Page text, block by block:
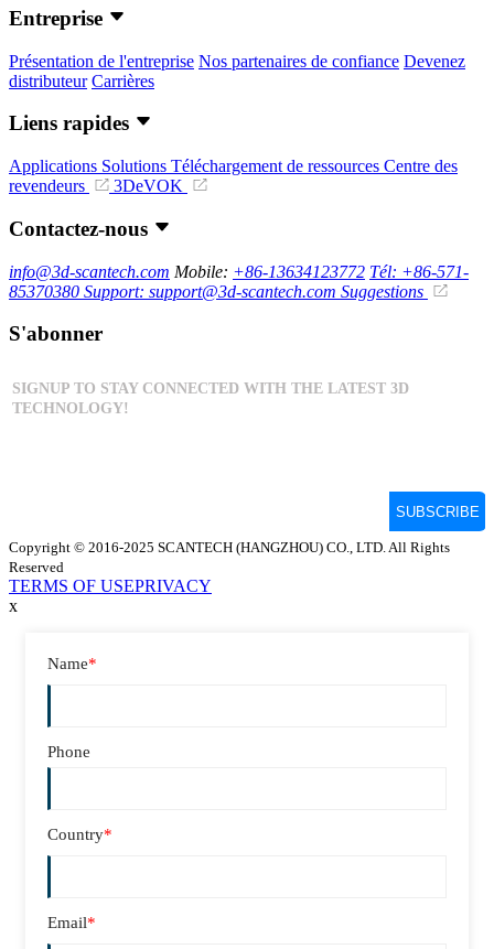
Entreprise
Présentation de l'entreprise Nos partenaires de confiance Devenez
distributeur Carrières
Liens rapides
Applications Solutions Téléchargement de ressources Centre des
revendeurs
3DeVOK
Contactez-nous
info@3d-scantech.com Mobile: +86-13634123772 Tél: +86-571-
85370380 Support: support@3d-scantech.com Suggestions
S'abonner
Copyright © 2016-2025 SCANTECH (HANGZHOU) CO., LTD. All Rights
Reserved
TERMS OF USEPRIVACY
x
Name*
Phone
Country*
Email*